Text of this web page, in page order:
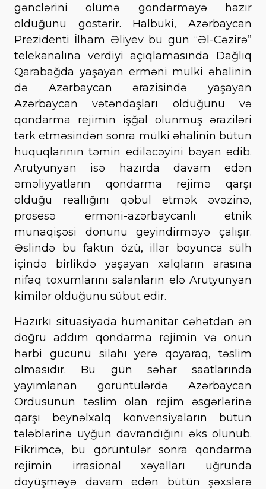
gənclərini ölümə göndərməyə hazır
olduğunu göstərir. Halbuki, Azərbaycan
Prezidenti İlham Əliyev bu gün “Əl-Cəzirə”
telekanalına verdiyi açıqlamasında Dağlıq
Qarabağda yaşayan erməni mülki əhalinin
də Azərbaycan ərazisində yaşayan
Azərbaycan vətəndaşları olduğunu və
qondarma rejimin işğal olunmuş əraziləri
tərk etməsindən sonra mülki əhalinin bütün
hüquqlarının təmin ediləcəyini bəyan edib.
Arutyunyan isə hazırda davam edən
əməliyyatların qondarma rejimə qarşı
olduğu reallığını qəbul etmək əvəzinə,
prosesə erməni-azərbaycanlı etnik
münaqişəsi donunu geyindirməyə çalışır.
Əslində bu faktın özü, illər boyunca sülh
içində birlikdə yaşayan xalqların arasına
nifaq toxumlarını salanların elə Arutyunyan
kimilər olduğunu sübut edir.
Hazırkı situasiyada humanitar cəhətdən ən
doğru addım qondarma rejimin və onun
hərbi gücünü silahı yerə qoyaraq, təslim
olmasıdır. Bu gün səhər saatlarında
yayımlanan görüntülərdə Azərbaycan
Ordusunun təslim olan rejim əsgərlərinə
qarşı beynəlxalq konvensiyaların bütün
tələblərinə uyğun davrandığını əks olunub.
Fikrimcə, bu görüntülər sonra qondarma
rejimin irrasional xəyalları uğrunda
döyüşməyə davam edən bütün şəxslərə